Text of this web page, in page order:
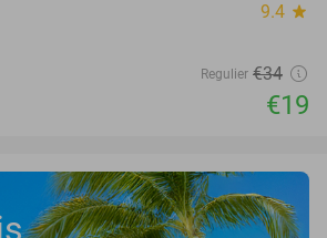
9.4 star
Regulier €34
€19